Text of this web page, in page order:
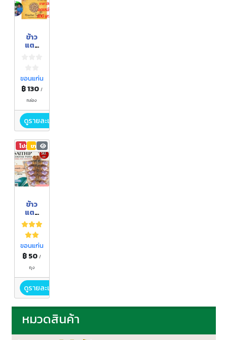
ข้าว
แตน
ขอนแก่น
฿ 130 /
กล่อง
ดูรายละเอียด
โปรโมชัน
ขายดี 6,889
ข้าว
แตน
สมุนไพ
ร
ขอนแก่น
฿ 50/
ถุง
ดูรายละเอียด
หมวดสินค้า